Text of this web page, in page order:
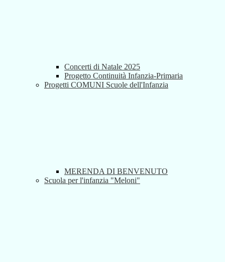
Concerti di Natale 2025
Progetto Continuità Infanzia-Primaria
Progetti COMUNI Scuole dell'Infanzia
MERENDA DI BENVENUTO
Scuola per l'infanzia "Meloni"